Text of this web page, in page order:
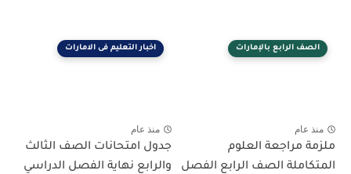
الصف الرابع بالإمارات
منذ عام
ملزمة مراجعة العلوم
المتكاملة الصف الرابع الفصل
اخبار التعليم فى الامارات
منذ عام
جدول امتحانات الصف الثالث
والرابع نهاية الفصل الدراسي